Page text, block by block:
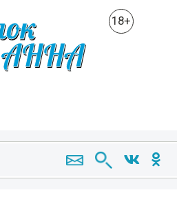
18+